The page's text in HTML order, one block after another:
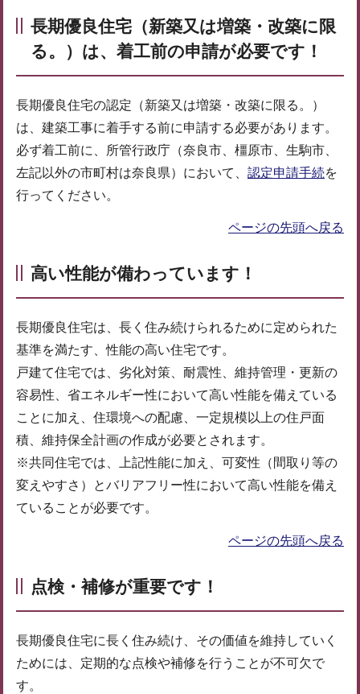
長期優良住宅（新築又は増築・改築に限
る。）は、着工前の申請が必要です！
長期優良住宅の認定（新築又は増築・改築に限る。）
は、建築工事に着手する前に申請する必要があります。
必ず着工前に、所管行政庁（奈良市、橿原市、生駒市、
左記以外の市町村は奈良県）において、 認定申請手続を
行ってください。
ページの先頭へ戻る
高い性能が備わっています！
長期優良住宅は、長く住み続けられるために定められた
基準を満たす、性能の高い住宅です。
戸建て住宅では、劣化対策、耐震性、維持管理・更新の
容易性、省エネルギー性において高い性能を備えている
ことに加え、住環境への配慮、一定規模以上の住戸面
積、維持保全計画の作成が必要とされます。
※共同住宅では、上記性能に加え、可変性（間取り等の
変えやすさ）とバリアフリー性において高い性能を備え
ていることが必要です。
ページの先頭へ戻る
点検・補修が重要です！
長期優良住宅に長く住み続け、その価値を維持していく
ためには、定期的な点検や補修を行うことが不可欠で
す。